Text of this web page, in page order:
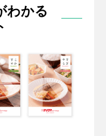
わかる